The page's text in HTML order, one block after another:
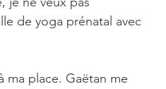
de yoga prénatal avec
ma place. Gaëtan me